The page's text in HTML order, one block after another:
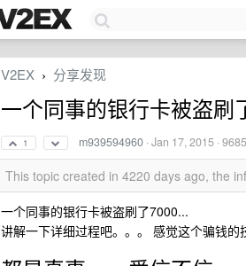
V2EX › 分享发现
一个同事的银行卡被盗刷
1 m939594960 ·Jan 17, 2015 ·
This topic created in 4220 days ago, the
一个同事的银行卡被盗刷了7000...
讲解一下详细过程吧。。。 感觉这个骗钱的